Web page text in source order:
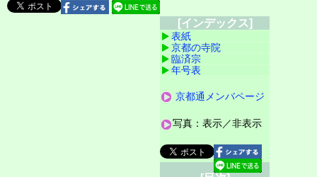
[インデックス]
表紙
京都の寺院
臨済宗
年号表
京都通メンバページ
写真：表示／非表示